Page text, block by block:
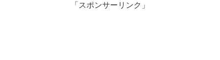
「スポンサーリンク」